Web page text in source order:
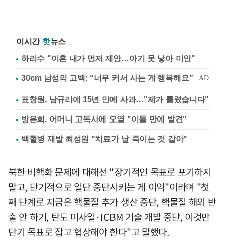
이시간 핫뉴스
하리수 "이혼 내가 먼저 제안…아기 못 낳아 미안"
표창원, 남규리에 15년 만에 사과…"제가 틀렸습니다"
방은희, 어머니 고독사에 오열 "이틀 만에 발견"
백혈병 재발 최성원 "치료가 날 죽이는 것 같아"
북한 비핵화 문제에 대해선 "장기적인 목표로 포기하지
말고, 단기적으로 일단 중단시키는 게 이익"이라며 "첫
째 단계로 지금은 핵물질 추가 생산 중단, 핵물질 해외 반
출 안 하기, 탄도 미사일·ICBM 기술 개발 중단, 이것만
단기 목표로 잡고 협상해야 한다"고 말했다.